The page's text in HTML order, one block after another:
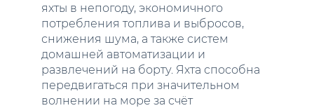
яхты в непогоду, экономичного
потребления топлива и выбросов,
снижения шума, а также систем
домашней автоматизации и
развлечений на борту. Яхта способна
передвигаться при значительном
волнении на море за счёт